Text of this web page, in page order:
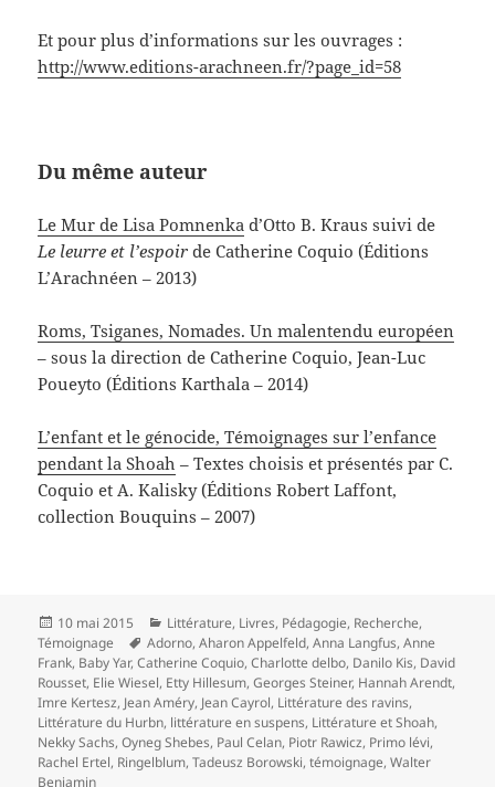
Et pour plus d’informations sur les ouvrages :
http://www.editions-arachneen.fr/?page_id=58
Du même auteur
Le Mur de Lisa Pomnenka d’Otto B. Kraus suivi de
Le leurre et l’espoir de Catherine Coquio (Éditions
L’Arachnéen – 2013)
Roms, Tsiganes, Nomades. Un malentendu européen
– sous la direction de Catherine Coquio, Jean-Luc
Poueyto (Éditions Karthala – 2014)
L’enfant et le génocide, Témoignages sur l’enfance
pendant la Shoah – Textes choisis et présentés par C.
Coquio et A. Kalisky (Éditions Robert Laffont,
collection Bouquins – 2007)
Publié
le
10 mai 2015 Catégories
Littérature, Livres, Pédagogie, Recherche,
Témoignage
Mots-
clés
Adorno,Aharon Appelfeld,Anna Langfus,Anne
Frank, Baby Yar,Catherine Coquio,Charlotte delbo, Danilo Kis, David
Rousset, Elie Wiesel, Etty Hillesum,Georges Steiner, Hannah Arendt,
Imre Kertesz, Jean Améry, Jean Cayrol, Littérature des ravins,
Littérature du Hurbn, littérature en suspens, Littérature et Shoah,
Nekky Sachs,Oyneg Shebes, Paul Celan, Piotr Rawicz, Primo lévi,
Rachel Ertel, Ringelblum,Tadeusz Borowski,témoignage,Walter
Benjamin